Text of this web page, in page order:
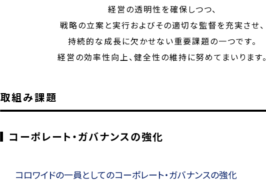
経営の透明性を確保しつつ、
戦略の立案と実行およびその適切な監督を充実させ、
持続的な成長に欠かせない重要課題の一つです。
経営の効率性向上、健全性の維持に努めてまいります。
取組み課題
コーポレート・ガバナンスの強化
コロワイドの一員としてのコーポレート・ガバナンスの強化